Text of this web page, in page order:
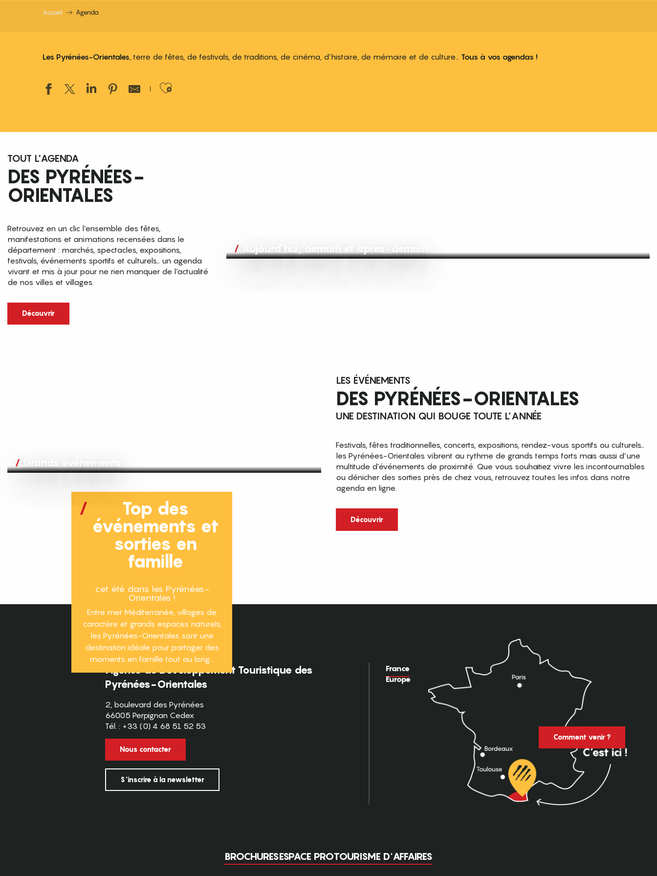
Accueil Agenda
Les Pyrénées-Orientales, terre de fêtes, de festivals, de traditions, de cinéma, d’histoire, de mémoire et de culture… Tous à vos agendas !
Ajouter aux favoris
TOUT L'AGENDA
DES PYRÉNÉES-
ORIENTALES
Retrouvez en un clic l’ensemble des fêtes,
manifestations et animations recensées dans le
département : marchés, spectacles, expositions,
festivals, événements sportifs et culturels… un agenda
vivant et mis à jour pour ne rien manquer de l’actualité
de nos villes et villages.
Découvrir
Aujourd’hui, demain et après-demain
Grands événements
LES ÉVÉNEMENTS
DES PYRÉNÉES-ORIENTALES
UNE DESTINATION QUI BOUGE TOUTE L’ANNÉE
Festivals, fêtes traditionnelles, concerts, expositions, rendez-vous sportifs ou culturels…
les Pyrénées-Orientales vibrent au rythme de grands temps forts mais aussi d’une
multitude d’événements de proximité. Que vous souhaitiez vivre les incontournables
ou dénicher des sorties près de chez vous, retrouvez toutes les infos dans notre
agenda en ligne.
Découvrir
Top des
événements et
sorties en
famille
cet été dans les Pyrénées-
Orientales !
Entre mer Méditerranée, villages de
caractère et grands espaces naturels,
les Pyrénées-Orientales sont une
destination idéale pour partager des
moments en famille tout au long...
Agence de Développement Touristique des
Pyrénées-Orientales
2, boulevard des Pyrénées
66005 Perpignan Cedex
Tél. : +33 (0) 4 68 51 52 53
Nous contacter
S'inscrire à la newsletter
France
Europe
Comment venir ?
BROCHURESESPACE PROTOURISME D'AFFAIRES